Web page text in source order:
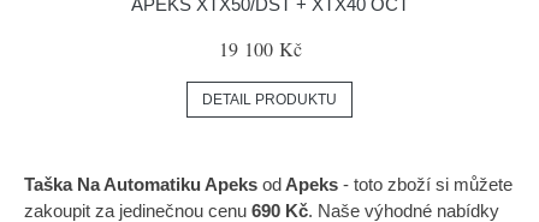
APEKS XTX50/DST + XTX40 OCT
19 100 Kč
DETAIL PRODUKTU
Taška Na Automatiku Apeks od Apeks - toto zboží si můžete
zakoupit za jedinečnou cenu 690 Kč. Naše výhodné nabídky